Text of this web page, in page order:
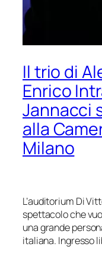
Il trio di
Enrico
Jannacci
alla
Milano
L’auditorium Di
spettacolo che
una grande
italiana. Ingresso